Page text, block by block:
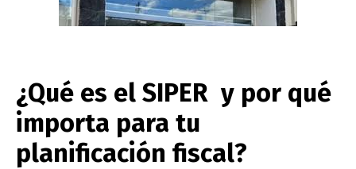
¿Qué es el SIPER y por qué
importa para tu
planificación fiscal?